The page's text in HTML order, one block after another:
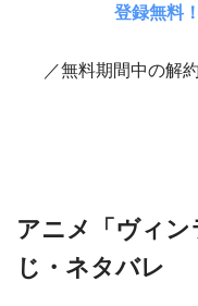
登録無料
／無料期間中の解
アニメ「ヴィ
じ・ネタバレ